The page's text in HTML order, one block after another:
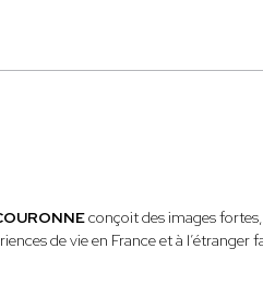
conçoit des images
de vie en France et à